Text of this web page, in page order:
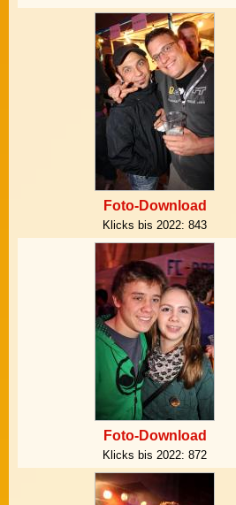
Foto-Download
Klicks bis 2022: 843
Foto-Download
Klicks bis 2022: 872